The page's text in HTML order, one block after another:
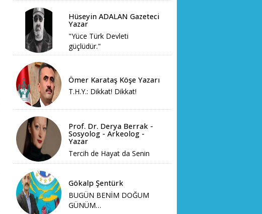
Hüseyin ADALAN Gazeteci
Yazar
"Yüce Türk Devleti
güçlüdür."
Ömer Karataş Köşe Yazarı
T.H.Y.: Dikkat! Dikkat!
Prof. Dr. Derya Berrak -
Sosyolog - Arkeolog -
Yazar
Tercih de Hayat da Senin
Gökalp Şentürk
BUGÜN BENİM DOĞUM
GÜNÜM…